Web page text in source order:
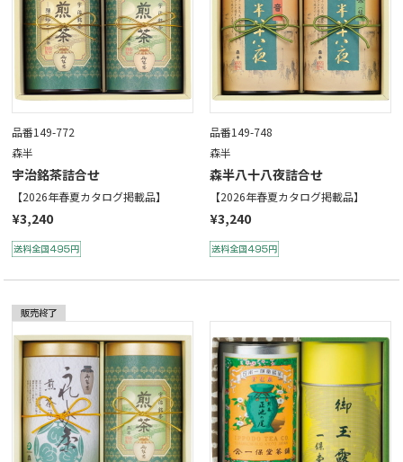
品番149-772
森半
宇治銘茶詰合せ
【2026年春夏カタログ掲載品】
¥3,240
品番149-748
森半
森半八十八夜詰合せ
【2026年春夏カタログ掲載品】
¥3,240